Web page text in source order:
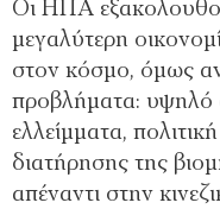
Οι ΗΠΑ
µεγαλύτερη
στον κόσµο, όµως
προβλήµατα: υψηλό
ελλείµµατα,
διατήρησης της
απέναντι στην